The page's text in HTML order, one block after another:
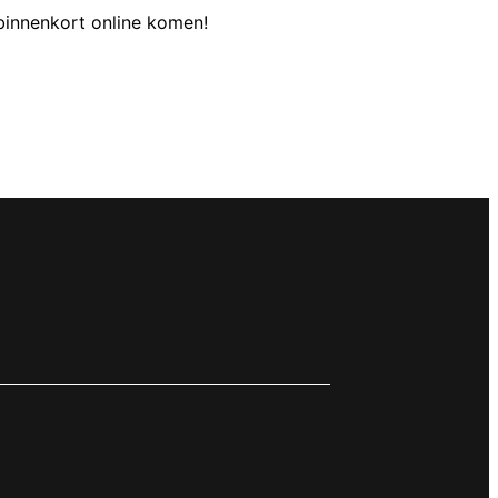
online komen!